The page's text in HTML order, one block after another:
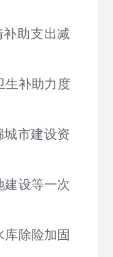
助支出减
生补助力度
城市建设资
建设等一次
除险加固